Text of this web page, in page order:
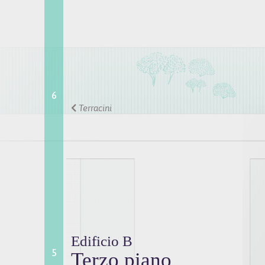
Terracini
Edificio B
Terzo piano
6
5